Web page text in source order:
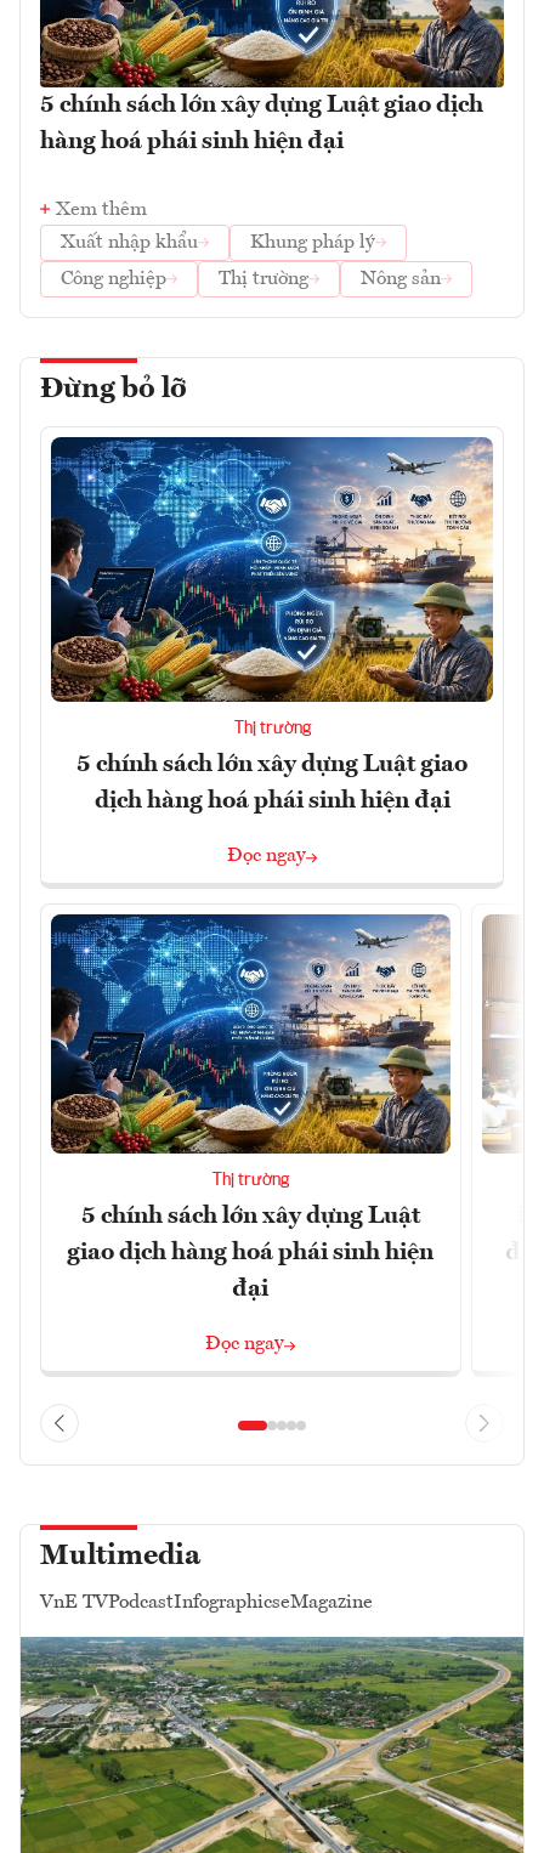
5 chính sách lớn xây dựng Luật giao dịch
hàng hoá phái sinh hiện đại
Xem thêm
Xuất nhập khẩu
Khung pháp lý
Công nghiệp
Thị trường Nông sản
Đừng bỏ lỡ
Thị trường
5 chính sách lớn xây dựng Luật giao
dịch hàng hoá phái sinh hiện đại
Đọc ngay
Thị trường
5 chính sách lớn xây dựng Luật
giao dịch hàng hoá phái sinh hiện
đại
Đọc ngay
Multimedia
VnE TVPodcastInfographicseMagazine